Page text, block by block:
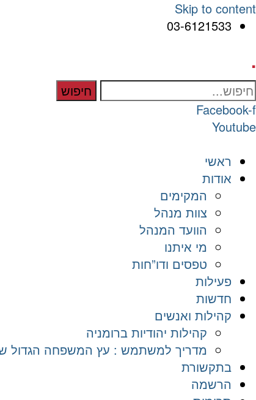
Skip to content
03-6121533
.
חיפוש
Facebook-f
Youtube
ראשי
אודות
המקימים
צוות מנהל
הוועד המנהל
מי איתנו
טפסים ודו”חות
פעילות
חדשות
קהילות ואנשים
קהילות יהודיות ברומניה
מדריך למשתמש : עץ המשפחה הגדול
בתקשורת
הרשמה